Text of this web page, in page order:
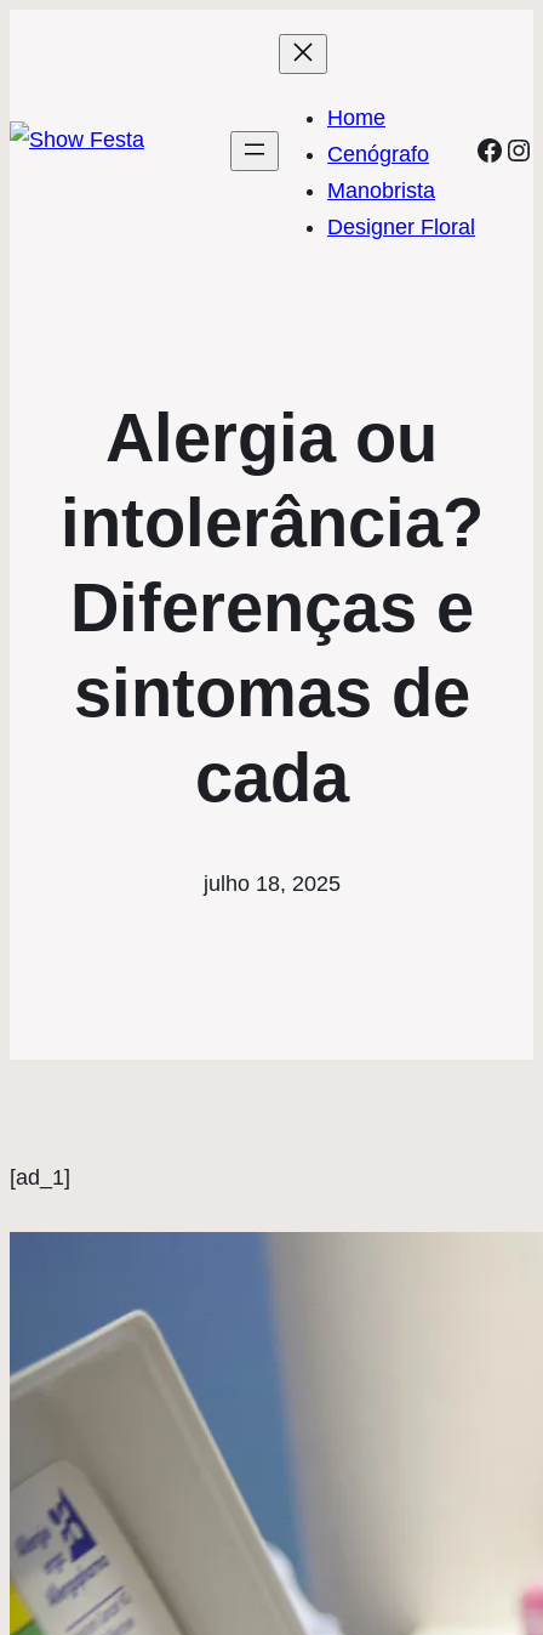
Home
Cenógrafo
Manobrista
Designer Floral
Alergia ou
intolerância?
Diferenças e
sintomas de
cada
julho 18, 2025
[ad_1]